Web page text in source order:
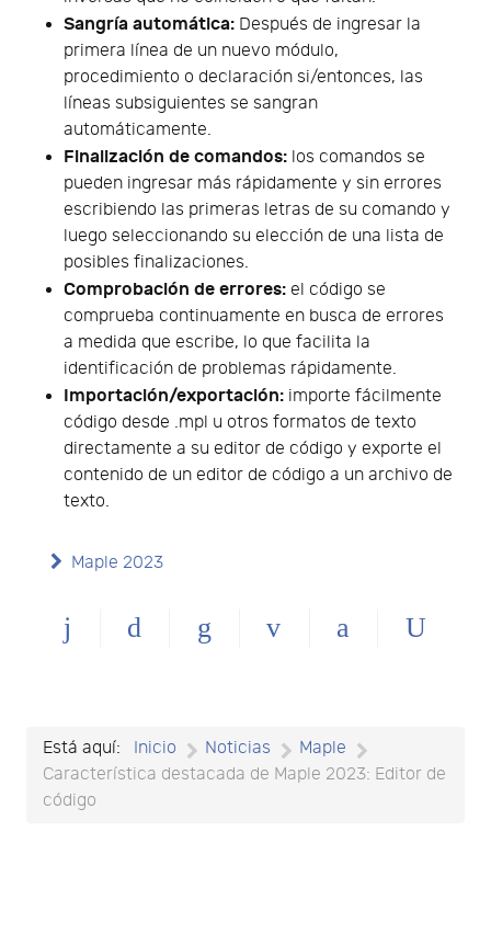
Sangría automática: Después de ingresar la
primera línea de un nuevo módulo,
procedimiento o declaración si/entonces, las
líneas subsiguientes se sangran
automáticamente.
Finalización de comandos: los comandos se
pueden ingresar más rápidamente y sin errores
escribiendo las primeras letras de su comando y
luego seleccionando su elección de una lista de
posibles finalizaciones.
Comprobación de errores: el código se
comprueba continuamente en busca de errores
a medida que escribe, lo que facilita la
identificación de problemas rápidamente.
Importación/exportación: importe fácilmente
código desde .mpl u otros formatos de texto
directamente a su editor de código y exporte el
contenido de un editor de código a un archivo de
texto.
Maple 2023
Está aquí: Inicio Noticias
Maple
Característica destacada de Maple 2023: Editor de
código